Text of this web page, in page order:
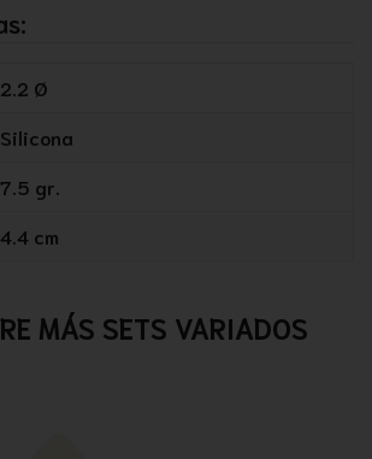
2.2 Ø
Silicona
7.5 gr.
4.4 cm
MÁS SETS VARIADOS